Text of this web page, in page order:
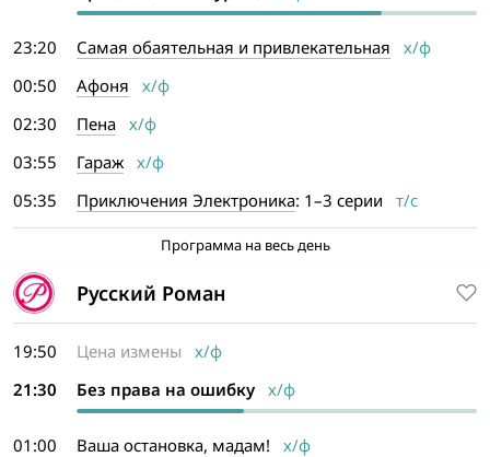
23:20 Самая обаятельная и привлекательная х/ф
00:50
Афоня х/ф
02:30
Пена х/ф
03:55
Гараж х/ф
05:35
Приключения Электроника: 1–3 серии т/с
Программа на весь день
Русский Роман
19:50 Цена измены х/ф
21:30
Без права на ошибку х/ф
01:00 Ваша остановка, мадам! х/ф